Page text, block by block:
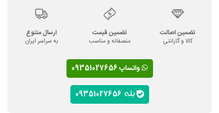
تضمین اصالت
کالا و گارانتی
تضمین قیمت
منصفانه و مناسب
ارسال متنوع
به سراسر ایران
واتساپ 09351027656